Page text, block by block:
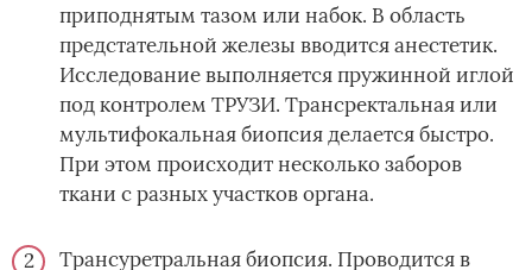
приподнятым тазом или набок. В область
предстательной железы вводится анестетик.
Исследование выполняется пружинной иглой
под контролем ТРУЗИ. Трансректальная или
мультифокальная биопсия делается быстро.
При этом происходит несколько заборов
ткани с разных участков органа.
Трансуретральная биопсия. Проводится в